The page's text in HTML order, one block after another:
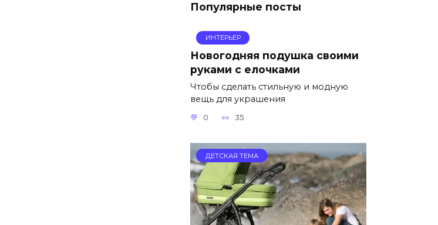
Популярные посты
ИНТЕРЬЕР
Новогодняя подушка своими
руками с елочками
Чтобы сделать стильную и модную
вещь для украшения
0 35
ДЕТСКАЯ ТЕМА